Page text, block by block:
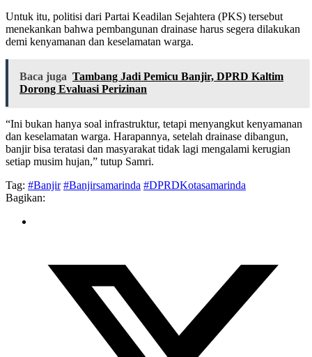
Untuk itu, politisi dari Partai Keadilan Sejahtera (PKS) tersebut
menekankan bahwa pembangunan drainase harus segera dilakukan
demi kenyamanan dan keselamatan warga.
Baca juga Tambang Jadi Pemicu Banjir, DPRD Kaltim
Dorong Evaluasi Perizinan
“Ini bukan hanya soal infrastruktur, tetapi menyangkut kenyamanan
dan keselamatan warga. Harapannya, setelah drainase dibangun,
banjir bisa teratasi dan masyarakat tidak lagi mengalami kerugian
setiap musim hujan,” tutup Samri.
Tag: #Banjir #Banjirsamarinda #DPRDKotasamarinda
Bagikan: